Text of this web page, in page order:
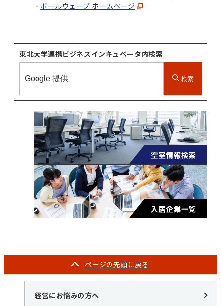
ボールウェーブ ホームページ
東北大学連携ビジネスインキュベータ内検索
検索
ページの先頭に戻る
経営にお悩みの方へ